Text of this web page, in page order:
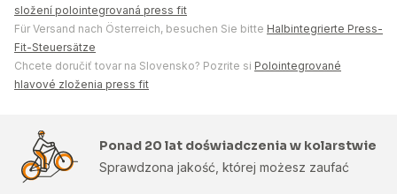
složení polointegrovaná press fit
Für Versand nach Österreich, besuchen Sie bitte Halbintegrierte Press-
Fit-Steuersätze
Chcete doručiť tovar na Slovensko? Pozrite si Polointegrované
hlavové zloženia press fit
Ponad 20 lat doświadczenia w kolarstwie
Sprawdzona jakość, której możesz zaufać